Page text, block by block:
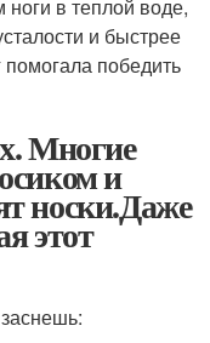
в теплой воде,
и быстрее
победить
Многие
и
носки.Даже
этот